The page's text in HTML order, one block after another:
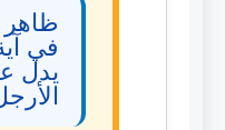
ظاهر
في
يدل